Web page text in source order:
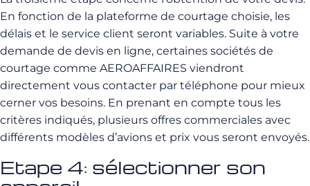
En fonction de la plateforme de courtage choisie, les
délais et le service client seront variables. Suite à votre
demande de devis en ligne, certaines sociétés de
courtage comme AEROAFFAIRES viendront
directement vous contacter par téléphone pour mieux
cerner vos besoins. En prenant en compte tous les
critères indiqués, plusieurs offres commerciales avec
différents modèles d’avions et prix vous seront envoyés.
Etape 4: sélectionner son